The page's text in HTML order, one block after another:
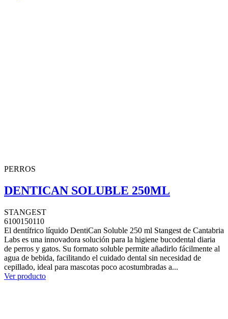
PERROS
DENTICAN SOLUBLE 250ML
STANGEST
6100150110
El dentífrico líquido DentiCan Soluble 250 ml Stangest de Cantabria
Labs es una innovadora solución para la higiene bucodental diaria
de perros y gatos. Su formato soluble permite añadirlo fácilmente al
agua de bebida, facilitando el cuidado dental sin necesidad de
cepillado, ideal para mascotas poco acostumbradas a...
Ver producto